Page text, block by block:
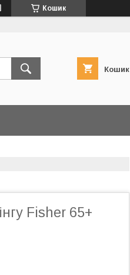
Кошик
Кошик
Fisher 65+